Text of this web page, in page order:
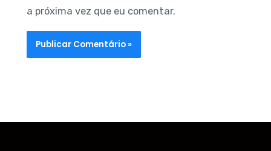
a próxima vez que eu comentar.